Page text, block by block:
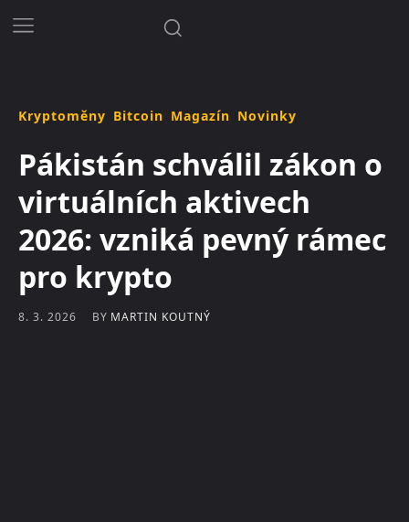
Kryptoměny Bitcoin Magazín Novinky
Pákistán schválil zákon o
virtuálních aktivech
2026: vzniká pevný rámec
pro krypto
8. 3. 2026 BY MARTIN KOUTNÝ